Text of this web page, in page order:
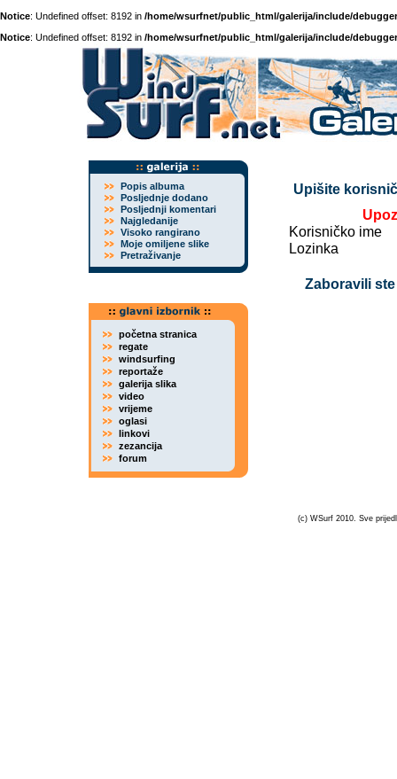
Notice: Undefined offset: 8192 in /home/wsurfnet/public_html/galerija/include/
Notice: Undefined offset: 8192 in /home/wsurfnet/public_html/galerija/include/
Popis albuma
Posljednje dodano
Posljednji komentari
Najgledanije
Visoko rangirano
Moje omiljene slike
Pretraživanje
početna stranica
regate
windsurfing
reportaže
galerija slika
video
vrijeme
oglasi
linkovi
zezancija
forum
Upišite
Korisničko ime
Lozinka
Zaboravili
(c) WSurf 2010. Sve